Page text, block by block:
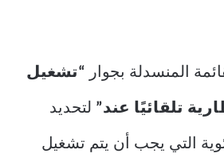
المنسدلة بجوار “تشغيل
تلقائيًا عند” لتحديد
التي يجب أن يتم تشغيل